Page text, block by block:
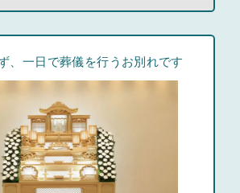
、一日で葬儀を行うお別れです